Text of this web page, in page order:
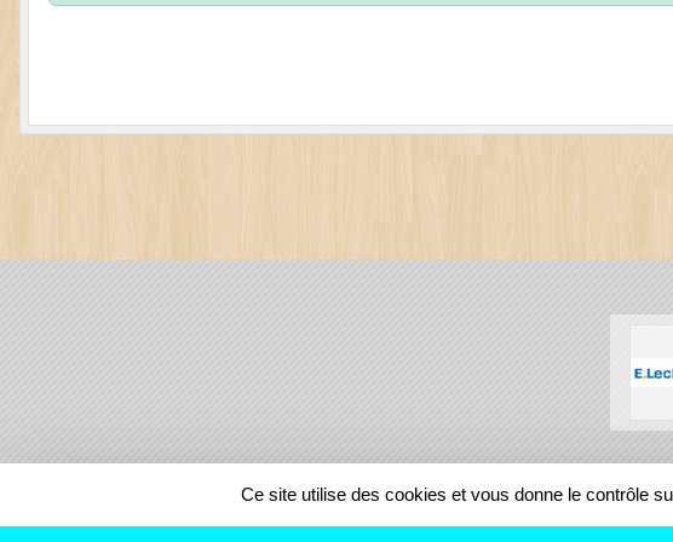
REGIONS
Ce site utilise des cookies et vous donne le contrôle